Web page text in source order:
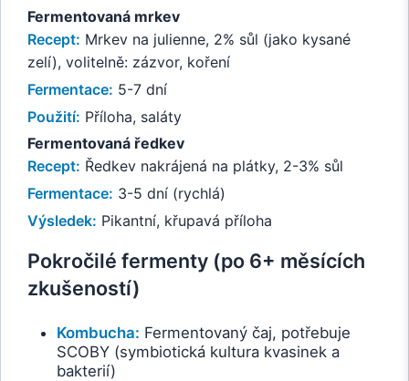
Fermentovaná mrkev
Recept: Mrkev na julienne, 2% sůl (jako kysané
zelí), volitelně: zázvor, koření
Fermentace: 5-7 dní
Použití: Příloha, saláty
Fermentovaná ředkev
Recept: Ředkev nakrájená na plátky, 2-3% sůl
Fermentace: 3-5 dní (rychlá)
Výsledek: Pikantní, křupavá příloha
Pokročilé fermenty (po 6+ měsících
zkušeností)
Kombucha: Fermentovaný čaj, potřebuje
SCOBY (symbiotická kultura kvasinek a
bakterií)